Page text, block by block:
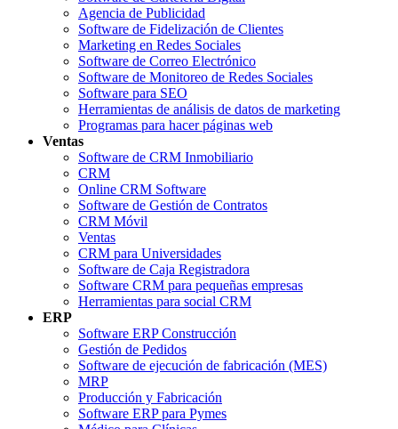
Agencia de Publicidad
Software de Fidelización de Clientes
Marketing en Redes Sociales
Software de Correo Electrónico
Software de Monitoreo de Redes Sociales
Software para SEO
Herramientas de análisis de datos de marketing
Programas para hacer páginas web
Ventas
Software de CRM Inmobiliario
CRM
Online CRM Software
Software de Gestión de Contratos
CRM Móvil
Ventas
CRM para Universidades
Software de Caja Registradora
Software CRM para pequeñas empresas
Herramientas para social CRM
ERP
Software ERP Construcción
Gestión de Pedidos
Software de ejecución de fabricación (MES)
MRP
Producción y Fabricación
Software ERP para Pymes